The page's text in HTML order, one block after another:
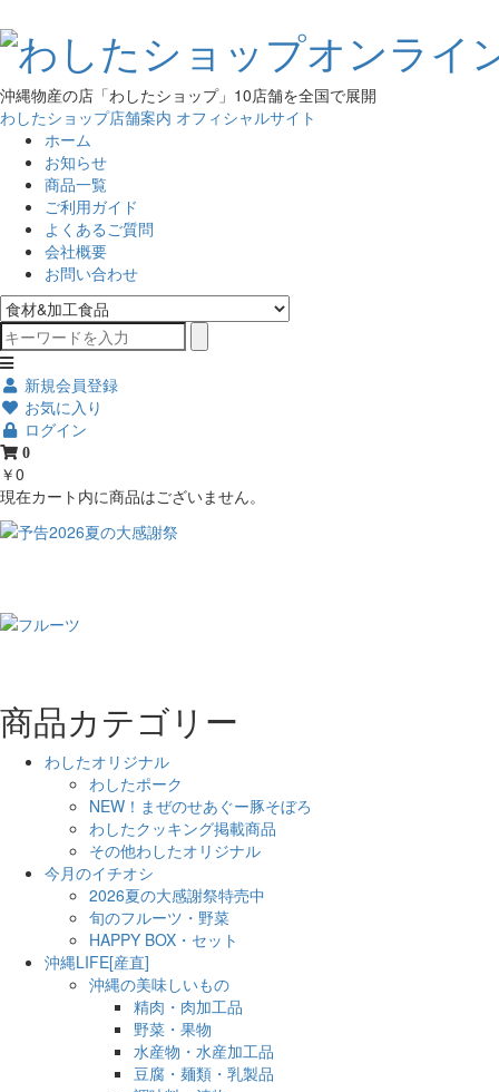
沖縄物産の店「わしたショップ」10店舗を全国で展開
わしたショップ店舗案内 オフィシャルサイト
ホーム
お知らせ
商品一覧
ご利用ガイド
よくあるご質問
会社概要
お問い合わせ
新規会員登録
お気に入り
ログイン
0
￥0
現在カート内に商品はございません。
商品カテゴリー
わしたオリジナル
わしたポーク
NEW！まぜのせあぐー豚そぼろ
わしたクッキング掲載商品
その他わしたオリジナル
今月のイチオシ
2026夏の大感謝祭特売中
旬のフルーツ・野菜
HAPPY BOX・セット
沖縄LIFE[産直]
沖縄の美味しいもの
精肉・肉加工品
野菜・果物
水産物・水産加工品
豆腐・麺類・乳製品